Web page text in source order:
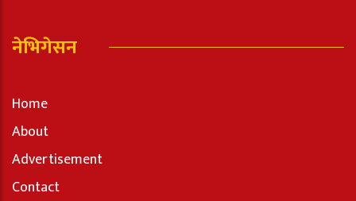
नेभिगेसन
Home
About
Advertisement
Contact